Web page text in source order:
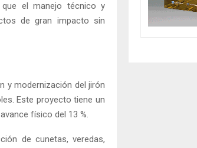
el manejo técnico y
de gran impacto sin
y modernización del jirón
Este proyecto tiene un
físico del 13 %.
de cunetas, veredas,